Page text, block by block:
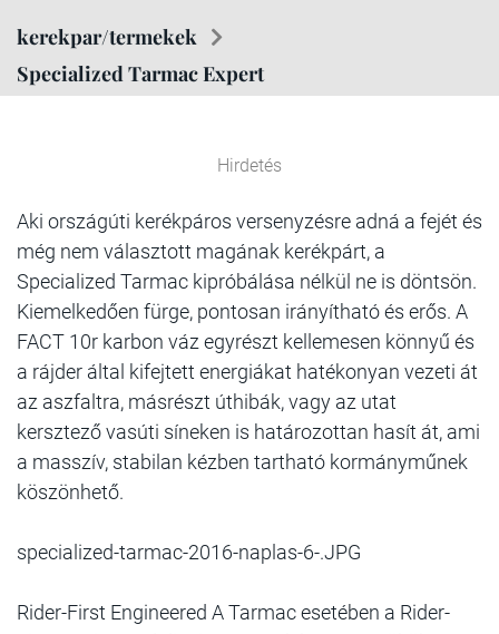
kerekpar/termekek
Specialized Tarmac Expert
Hirdetés
Aki országúti kerékpáros versenyzésre adná a fejét és
még nem választott magának kerékpárt, a
Specialized Tarmac kipróbálása nélkül ne is döntsön.
Kiemelkedően fürge, pontosan irányítható és erős. A
FACT 10r karbon váz egyrészt kellemesen könnyű és
a rájder által kifejtett energiákat hatékonyan vezeti át
az aszfaltra, másrészt úthibák, vagy az utat
kersztező vasúti síneken is határozottan hasít át, ami
a masszív, stabilan kézben tartható kormányműnek
köszönhető.
specialized-tarmac-2016-naplas-6-.JPG
Rider-First Engineered A Tarmac esetében a Rider-